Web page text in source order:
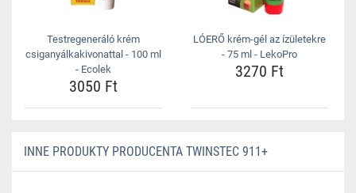
Testregeneráló krém
csiganyálkakivonattal - 100 ml
- Ecolek
3050 Ft
LÓERŐ krém-gél az ízületekre
- 75 ml - LekoPro
3270 Ft
INNE PRODUKTY PRODUCENTA TWINSTEC 911+